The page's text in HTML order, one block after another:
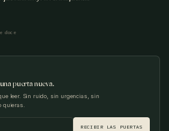
doce
puerta nueva.
leer. Sin ruido, sin urgencias, sin
quieras.
RECIBIR LAS PUERTAS